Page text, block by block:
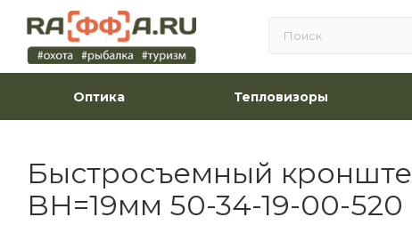
Оптика Тепловизоры
Быстросъемный
BH=19мм 50-34-19-00-520